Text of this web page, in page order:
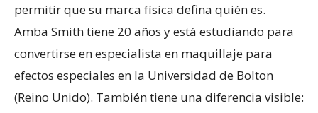
permitir que su marca física defina quién es.
Amba Smith tiene 20 años y está estudiando para
convertirse en especialista en maquillaje para
efectos especiales en la Universidad de Bolton
(Reino Unido). También tiene una diferencia visible: